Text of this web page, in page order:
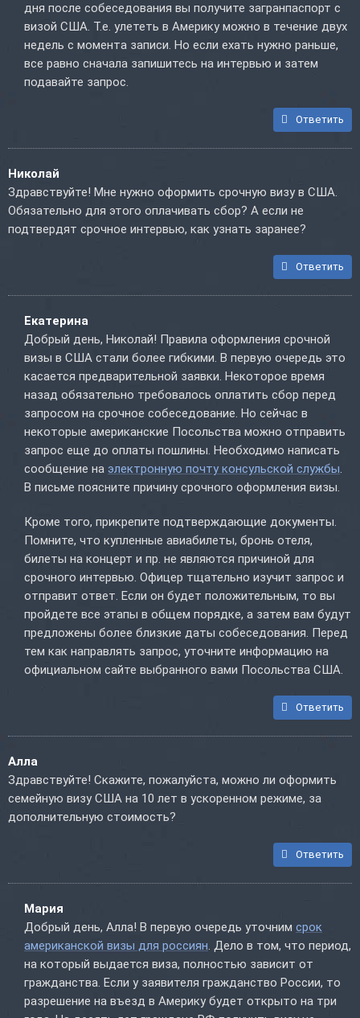
дня после собеседования вы получите загранпаспорт с
визой США. Т.е. улететь в Америку можно в течение двух
недель с момента записи. Но если ехать нужно раньше,
все равно сначала запишитесь на интервью и затем
подавайте запрос.
Ответить
Николай
Здравствуйте! Мне нужно оформить срочную визу в США.
Обязательно для этого оплачивать сбор? А если не
подтвердят срочное интервью, как узнать заранее?
Ответить
Екатерина
Добрый день, Николай! Правила оформления срочной
визы в США стали более гибкими. В первую очередь это
касается предварительной заявки. Некоторое время
назад обязательно требовалось оплатить сбор перед
запросом на срочное собеседование. Но сейчас в
некоторые американские Посольства можно отправить
запрос еще до оплаты пошлины. Необходимо написать
сообщение на электронную почту консульской службы.
В письме поясните причину срочного оформления визы.
Кроме того, прикрепите подтверждающие документы.
Помните, что купленные авиабилеты, бронь отеля,
билеты на концерт и пр. не являются причиной для
срочного интервью. Офицер тщательно изучит запрос и
отправит ответ. Если он будет положительным, то вы
пройдете все этапы в общем порядке, а затем вам будут
предложены более близкие даты собеседования. Перед
тем как направлять запрос, уточните информацию на
официальном сайте выбранного вами Посольства США.
Ответить
Алла
Здравствуйте! Скажите, пожалуйста, можно ли оформить
семейную визу США на 10 лет в ускоренном режиме, за
дополнительную стоимость?
Ответить
Мария
Добрый день, Алла! В первую очередь уточним срок
американской визы для россиян. Дело в том, что период,
на который выдается виза, полностью зависит от
гражданства. Если у заявителя гражданство России, то
разрешение на въезд в Америку будет открыто на три